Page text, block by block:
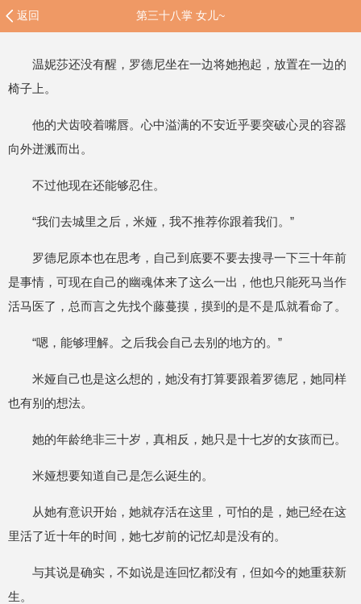
返回 第三十八掌 女儿~
温妮莎还没有醒，罗德尼坐在一边将她抱起，放置在一边的
椅子上。
他的犬齿咬着嘴唇。心中溢满的不安近乎要突破心灵的容器
向外迸溅而出。
不过他现在还能够忍住。
“我们去城里之后，米娅，我不推荐你跟着我们。”
罗德尼原本也在思考，自己到底要不要去搜寻一下三十年前
是事情，可现在自己的幽魂体来了这么一出，他也只能死马当作
活马医了，总而言之先找个藤蔓摸，摸到的是不是瓜就看命了。
“嗯，能够理解。之后我会自己去别的地方的。”
米娅自己也是这么想的，她没有打算要跟着罗德尼，她同样
也有别的想法。
她的年龄绝非三十岁，真相反，她只是十七岁的女孩而已。
米娅想要知道自己是怎么诞生的。
从她有意识开始，她就存活在这里，可怕的是，她已经在这
里活了近十年的时间，她七岁前的记忆却是没有的。
与其说是确实，不如说是连回忆都没有，但如今的她重获新
生。